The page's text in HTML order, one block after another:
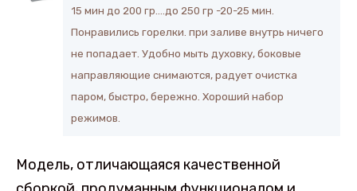
15 мин до 200 гр….до 250 гр -20-25 мин.
Понравились горелки. при заливе внутрь ничего
не попадает. Удобно мыть духовку, боковые
направляющие снимаются, радует очистка
паром, быстро, бережно. Хороший набор
режимов.
Модель, отличающаяся качественной